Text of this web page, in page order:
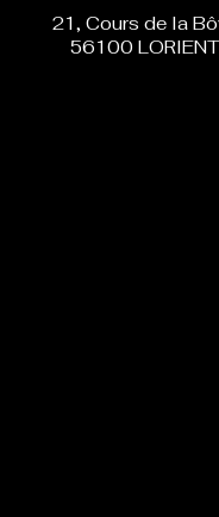
21, Cours de la
56100 LORIENT